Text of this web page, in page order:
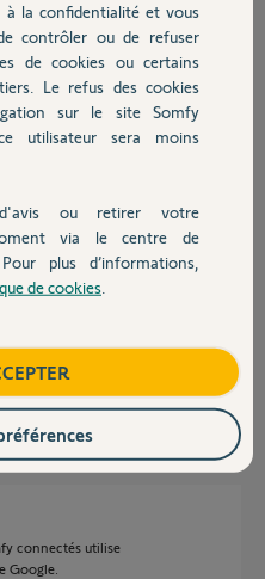
une erreur lorsque requêté
Tahoma ne forcerait elle pas
serveur (ma box Free),
celui-ci ?
est très récent, et que
ma Box Free ni sur la Tahoma
de discussion
connectés utilise
Google.
la confidentialité et vous
contrôler ou de refuser
de cookies ou certains
Le refus des cookies
sur le site Somfy
utilisateur sera moins
ou retirer votre
via le centre de
plus d’informations,
de cookies